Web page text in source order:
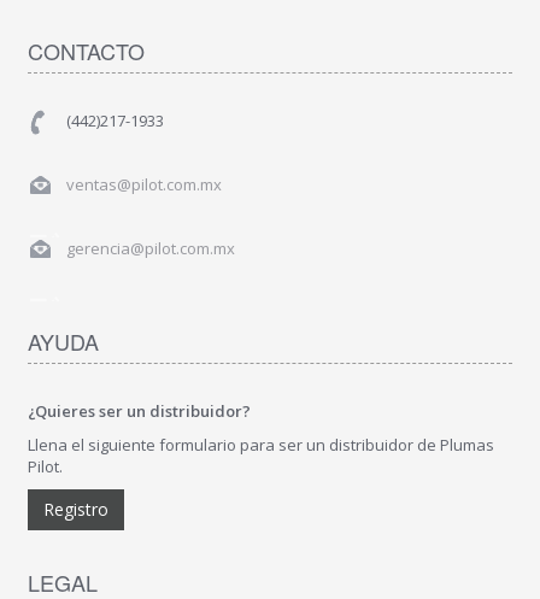
CONTACTO
(442)217-1933
ventas@pilot.com.mx
gerencia@pilot.com.mx
AYUDA
¿Quieres ser un distribuidor?
Llena el siguiente formulario para ser un distribuidor de Plumas
Pilot.
Registro
LEGAL